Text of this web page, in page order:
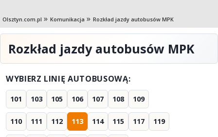
Olsztyn.com.pl Komunikacja Rozkład jazdy autobusów MPK
Rozkład jazdy autobusów MPK
WYBIERZ LINIĘ AUTOBUSOWĄ:
101 103 105 106 107 108 109
110 111 112 113 114 115 117 119